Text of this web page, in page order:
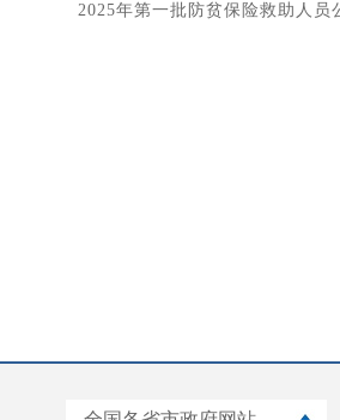
2025年第一批防贫保险救助人员